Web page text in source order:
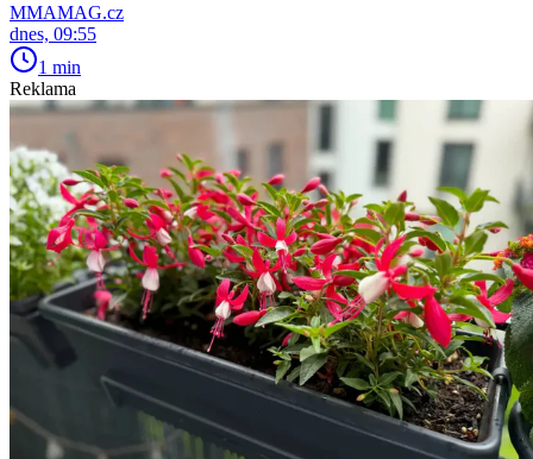
MMAMAG.cz
dnes, 09:55
1 min
Reklama